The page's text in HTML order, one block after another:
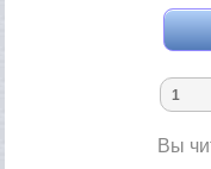
Вы